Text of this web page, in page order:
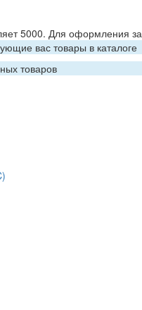
5000. Для оформления
вас товары в каталоге
товаров